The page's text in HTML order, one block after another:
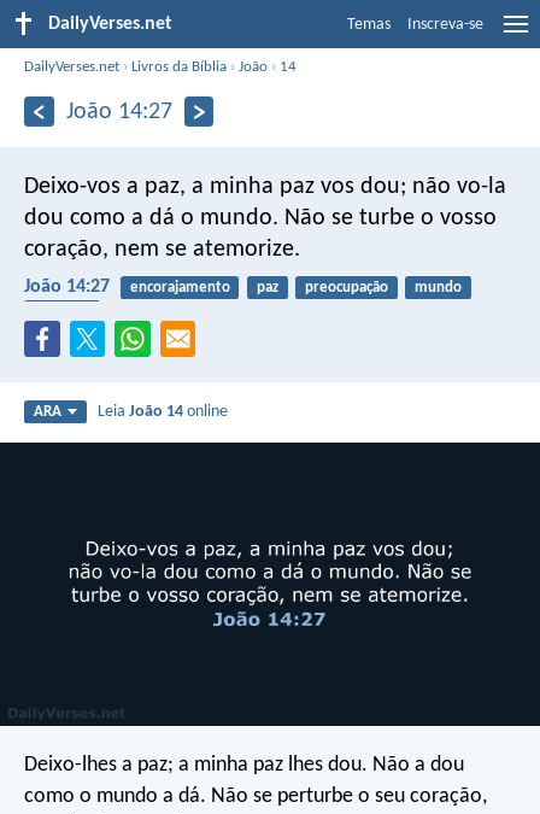
DailyVerses.net Temas Inscreva-se
DailyVerses.net ›Livros da Bíblia ›João › 14
João 14:27
Deixo-vos a paz, a minha paz vos dou; não vo-la
dou como a dá o mundo. Não se turbe o vosso
coração, nem se atemorize.
João 14:27 encorajamento paz preocupação
mundo
ARA LeiaJoão 14 online
Deixo-lhes a paz; a minha paz lhes dou. Não a dou
como o mundo a dá. Não se perturbe o seu coração,